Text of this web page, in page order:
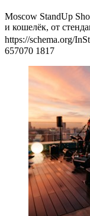
Moscow StandUp
и кошелёк, от
https://schema.org/
657070 1817